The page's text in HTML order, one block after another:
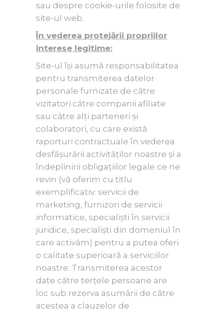
sau despre cookie-urile folosite de
site-ul web.
În vederea protejării propriilor
interese legitime:
Site-ul își asumă responsabilitatea
pentru transmiterea datelor
personale furnizate de către
vizitatori către companii afiliate
sau către alți parteneri și
colaboratori, cu care există
raporturi contractuale în vederea
desfășurării activităților noastre și a
îndeplinirii obligațiilor legale ce ne
revin (vă oferim cu titlu
exemplificativ: servicii de
marketing, furnizori de servicii
informatice, specialiști în servicii
juridice, specialiști din domeniul în
care activăm) pentru a putea oferi
o calitate superioară a serviciilor
noastre. Transmiterea acestor
date către terțele persoane are
loc sub rezerva asumării de către
acestea a clauzelor de